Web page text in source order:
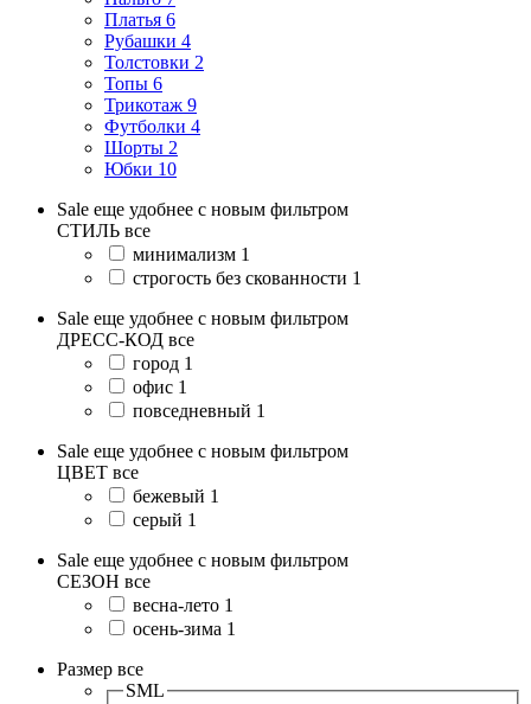
Платья 6
Рубашки 4
Толстовки 2
Топы 6
Трикотаж 9
Футболки 4
Шорты 2
Юбки 10
Sale еще удобнее с новым фильтром
СТИЛЬ все
минимализм 1
строгость без скованности 1
Sale еще удобнее с новым фильтром
ДРЕСС-КОД все
город 1
офис 1
повседневный 1
Sale еще удобнее с новым фильтром
ЦВЕТ все
бежевый 1
серый 1
Sale еще удобнее с новым фильтром
СЕЗОН все
весна-лето 1
осень-зима 1
Размер все
SML